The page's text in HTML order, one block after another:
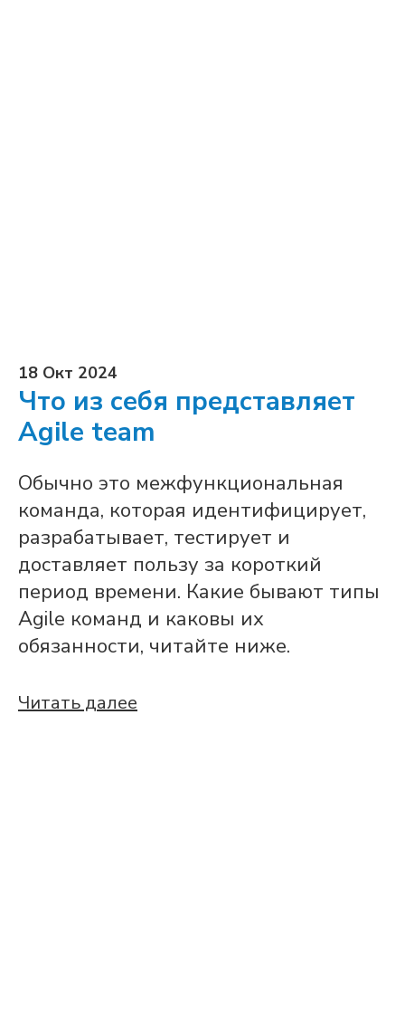
18 Окт 2024
Что из себя представляет
Agile team
Обычно это межфункциональная
команда, которая идентифицирует,
разрабатывает, тестирует и
доставляет пользу за короткий
период времени. Какие бывают типы
Agile команд и каковы их
обязанности, читайте ниже.
Читать далее